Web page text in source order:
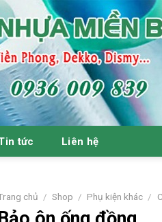
tức Liên hệ
chủ / Shop / Phụ kiện khác /